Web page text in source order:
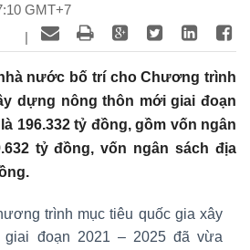
GMT+7
|
nước bố trí cho Chương trình
dựng nông thôn mới giai đoạn
196.332 tỷ đồng, gồm vốn ngân
tỷ đồng, vốn ngân sách địa
trình mục tiêu quốc gia xây
đoạn 2021 – 2025 đã vừa